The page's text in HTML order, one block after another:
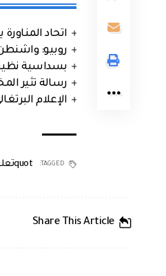
اتحاد المناورة
روبيو:
بسداسية
رسالة تثير
الإعلام
TAGGED: quotتعليمات
Share This Article